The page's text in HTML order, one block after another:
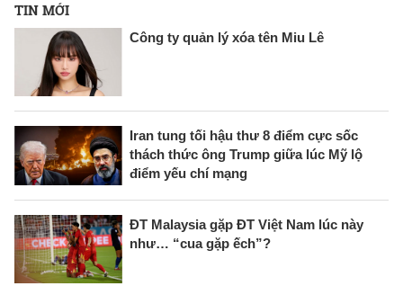
TIN MỚI
Công ty quản lý xóa tên Miu Lê
Iran tung tối hậu thư 8 điểm cực sốc
thách thức ông Trump giữa lúc Mỹ lộ
điểm yếu chí mạng
ĐT Malaysia gặp ĐT Việt Nam lúc này
như… “cua gặp ếch”?